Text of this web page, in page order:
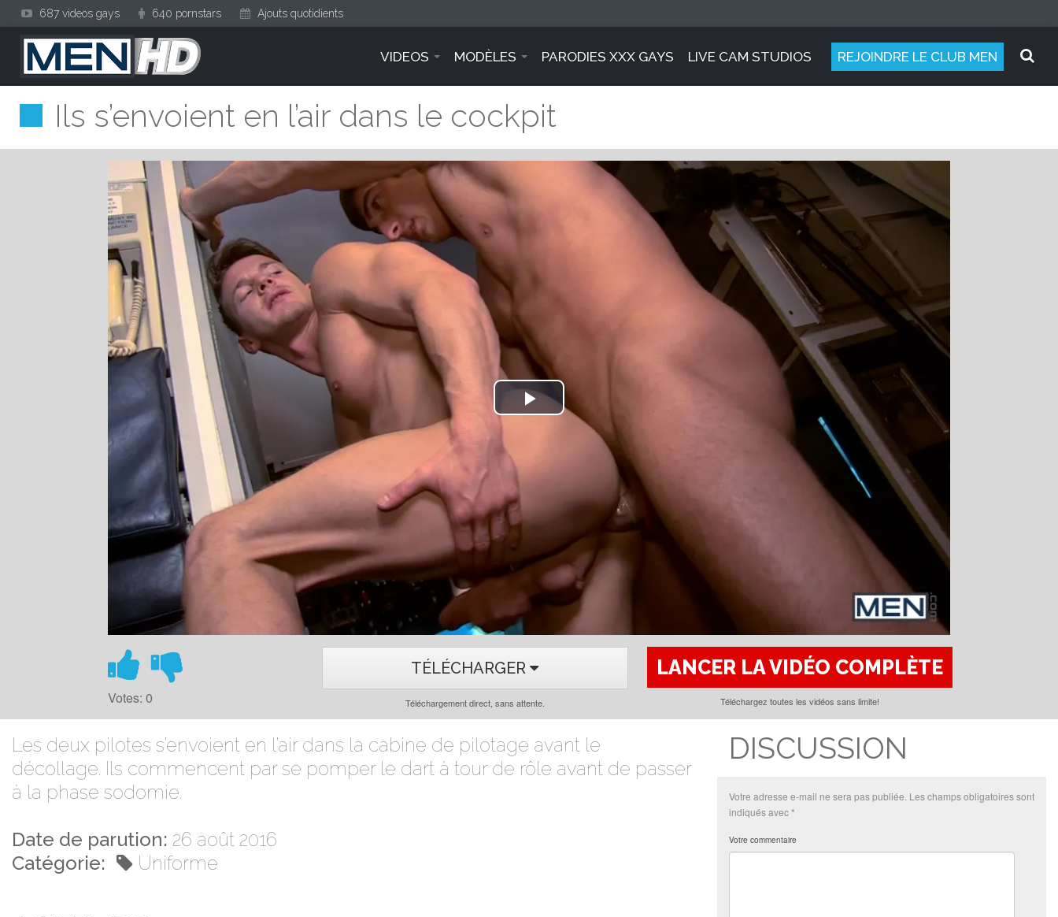
687 videos gays 640 pornstars Ajouts quotidients
VIDEOS MODÈLES PARODIES XXX GAYS LIVE CAM STUDIOS REJOINDRE LE CLUB MEN
Ils s’envoient en l’air dans le cockpit
Play
Votes: 0
TÉLÉCHARGER
Téléchargement direct, sans attente.
LANCER LA VIDÉO COMPLÈTE
Téléchargez toutes les vidéos sans limite!
Les deux pilotes s’envoient en l’air dans la cabine de pilotage avant le
décollage. Ils commencent par se pomper le dart à tour de rôle avant de passer
à la phase sodomie.
Date de parution: 26 août 2016
Catégorie:
Uniforme
DISCUSSION
Votre adresse e-mail ne sera pas publiée. Les champs obligatoires sont
indiqués avec*
Votre commentaire